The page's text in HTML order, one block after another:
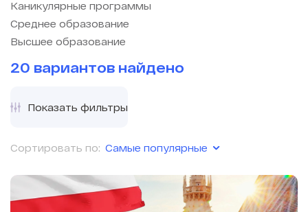
Каникулярные программы
Среднее образование
Высшее образование
20 вариантов найдено
Сортировать по: Самые популярные
Показать фильтры